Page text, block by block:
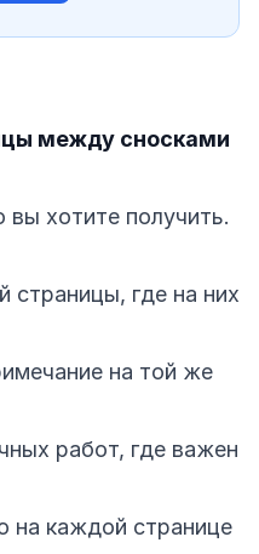
между сносками
вы хотите получить.
страницы, где на них
на той же
работ, где важен
на каждой странице